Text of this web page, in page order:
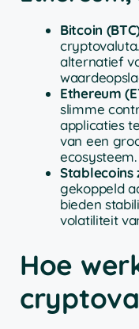
Bitcoin
alternatief
Ethereum
slimme
applicaties
van een
ecosysteem.
Stablecoins
gekoppeld
bieden
volatiliteit
Hoe